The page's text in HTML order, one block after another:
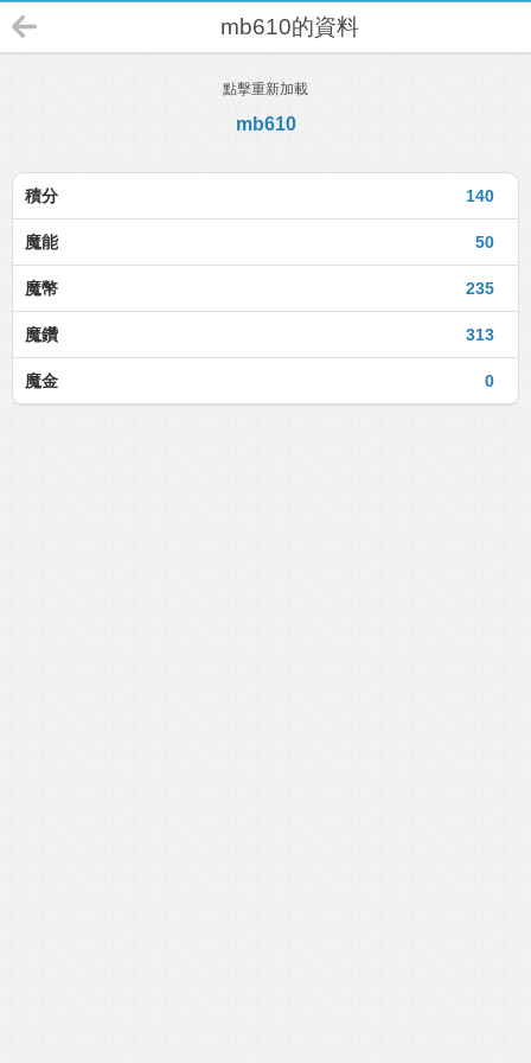
mb610的資料
點擊重新加載
mb610
140
積分
50
魔能
235
魔幣
313
魔鑽
0
魔金